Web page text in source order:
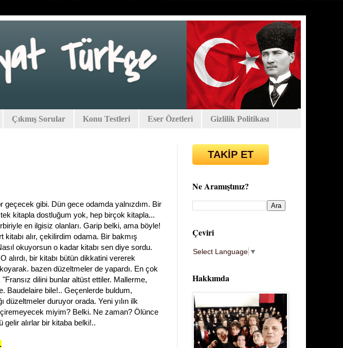
Çıkmış Sorular Konu Testleri Eser Özetleri Gizlilik Politikası
geçecek gibi. Dün gece odamda yalnızdım. Bir
kitapla dostluğum yok, hep birçok kitapla...
en ilgisiz olanları. Garip belki, ama böyle!
kitabı alır, çekilirdim odama. Bir bakmış
okuyorsun o kadar kitabı sen diye sordu.
alırdı, bir kitabı bütün dikkatini vererek
bazen düzeltmeler de yapardı. En çok
dilini bunlar altüst ettiler. Mallerme,
Baudelaire bile!.. Geçenlerde buldum,
düzeltmeler duruyor orada. Yeni yılın ilk
miyim? Belki. Ne zaman? Ölünce
gelir alırlar bir kitaba belki!..
TAKİP ET
Ne Aramıştınız?
Çeviri
Select Language ▼
Hakkımda